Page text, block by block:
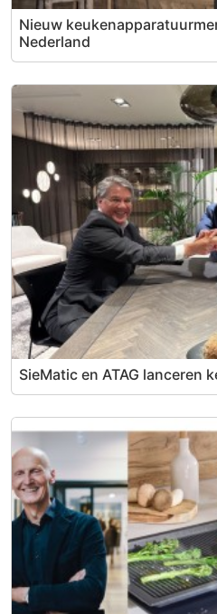
Nieuw
Nederland
SieMatic en ATAG lanceren